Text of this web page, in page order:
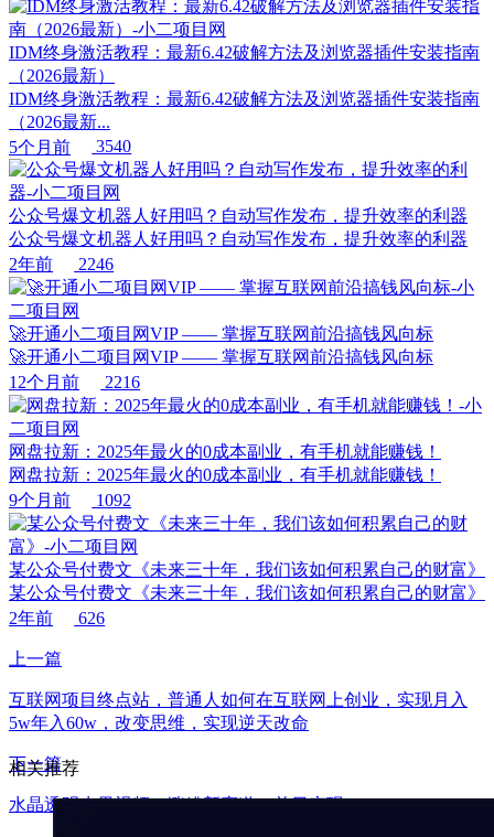
IDM终身激活教程：最新6.42破解方法及浏览器插件安装指南
（2026最新）
IDM终身激活教程：最新6.42破解方法及浏览器插件安装指南
（2026最新...
5个月前
3540
公众号爆文机器人好用吗？自动写作发布，提升效率的利器
公众号爆文机器人好用吗？自动写作发布，提升效率的利器
2年前
2246
🚀开通小二项目网VIP —— 掌握互联网前沿搞钱风向标
🚀开通小二项目网VIP —— 掌握互联网前沿搞钱风向标
12个月前
2216
网盘拉新：2025年最火的0成本副业，有手机就能赚钱！
网盘拉新：2025年最火的0成本副业，有手机就能赚钱！
9个月前
1092
某公众号付费文《未来三十年，我们该如何积累自己的财富》
某公众号付费文《未来三十年，我们该如何积累自己的财富》
2年前
626
上一篇
互联网项目终点站，普通人如何在互联网上创业，实现月入
5w年入60w，改变思维，实现逆天改命
下一篇
水晶透明水果视频，涨粉新赛道，单日变现1000+
相关推荐